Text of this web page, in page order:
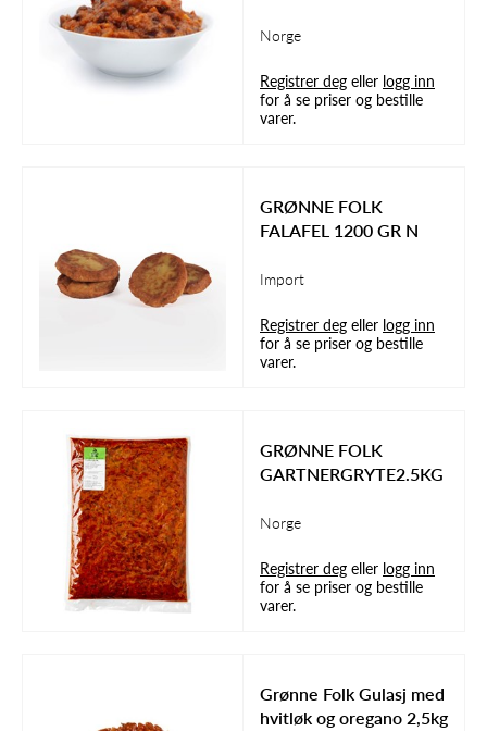
Norge
Registrer deg eller logg inn
for å se priser og bestille
varer.
GRØNNE FOLK
FALAFEL 1200 GR N
Import
Registrer deg eller logg inn
for å se priser og bestille
varer.
GRØNNE FOLK
GARTNERGRYTE2.5KG
Norge
Registrer deg eller logg inn
for å se priser og bestille
varer.
Grønne Folk Gulasj med
hvitløk og oregano 2,5kg